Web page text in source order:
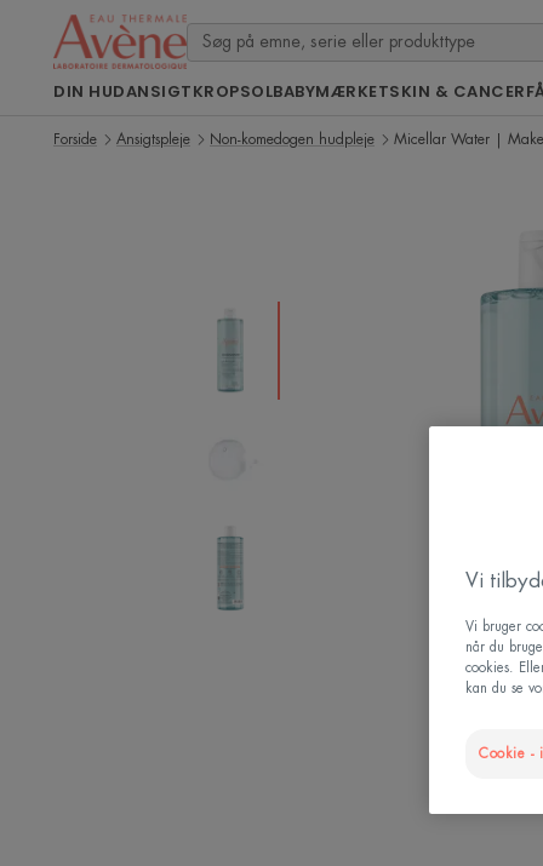
DIN HUDANSIGTKROPSOLBABYMÆRKETSKIN & CANCER
Forside Ansigtspleje Non-komedogen hudpleje Micellar Water |
Vi
Vi bruger
når du
cookies.
kan du se
Cookie -